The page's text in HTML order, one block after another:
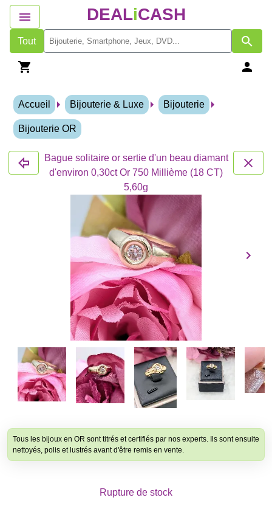
DEALiCASH
Tout
Accueil Bijouterie & Luxe Bijouterie
Bijouterie OR
Bague solitaire or sertie d'un beau diamant
d'environ 0,30ct Or 750 Millième (18 CT)
5,60g
Tous les bijoux en OR sont titrés et certifiés par nos experts. Ils sont ensuite
nettoyés, polis et lustrés avant d'être remis en vente.
Rupture de stock